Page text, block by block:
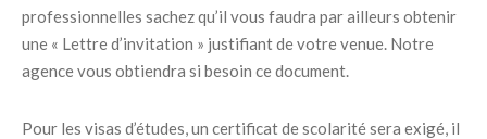
professionnelles sachez qu’il vous faudra par ailleurs obtenir
une « Lettre d’invitation » justifiant de votre venue. Notre
agence vous obtiendra si besoin ce document.
Pour les visas d’études, un certificat de scolarité sera exigé, il